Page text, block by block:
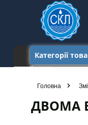
Категорії
Контакти
Головна
ДВОМА